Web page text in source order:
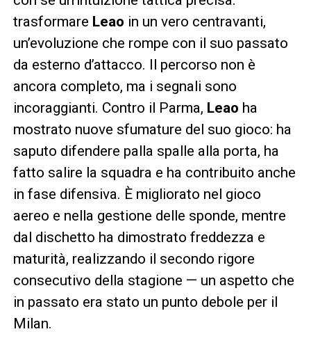
trasformare Leao in un vero centravanti,
un’evoluzione che rompe con il suo passato
da esterno d’attacco. Il percorso non è
ancora completo, ma i segnali sono
incoraggianti. Contro il Parma, Leao ha
mostrato nuove sfumature del suo gioco: ha
saputo difendere palla spalle alla porta, ha
fatto salire la squadra e ha contribuito anche
in fase difensiva. È migliorato nel gioco
aereo e nella gestione delle sponde, mentre
dal dischetto ha dimostrato freddezza e
maturità, realizzando il secondo rigore
consecutivo della stagione — un aspetto che
in passato era stato un punto debole per il
Milan.